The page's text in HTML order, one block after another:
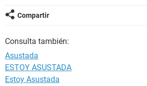
Compartir
Consulta también:
Asustada
ESTOY ASUSTADA
Estoy Asustada